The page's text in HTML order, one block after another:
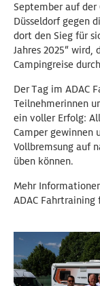
September auf der
Düsseldorf gegen
dort den Sieg für
Jahres 2025“
Campingreise
Der Tag im ADAC
Teilnehmerinnen
ein voller Erfolg:
Camper gewinnen
Vollbremsung auf
üben können.
Mehr
ADAC Fahrtraining